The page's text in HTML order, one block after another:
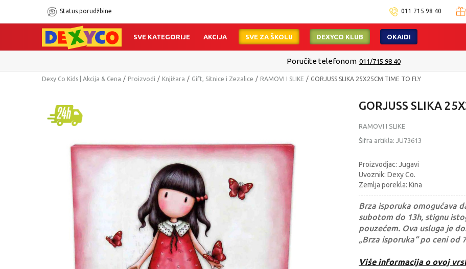
Status porudžbine 011 715 98 40
SVE KATEGORIJE AKCIJA SVE ZA ŠKOLU DEXYCO KLUB OKAIDI
Isporuku možete očekivati u roku od 2 do 4 radna dana!
Dexy Co Kids | Akcija & Cena Proizvodi Knjižara Gift, Sitnice i Zezalice RAMOVI I SLIKE GORJUSS SLIKA 25X25CM TIME TO FLY
GORJUSS SLIKA
RAMOVI I SLIKE
Šifra artikla: JU73613
Proizvodjac: Jugavi
Uvoznik: Dexy Co.
Zemlja porekla: Kina
Brza isporuka omogućava
subotom do 13h, stignu
pouzećem. Ova usluga je
„Brza isporuka“ po ceni od
Više informacija o ovoj